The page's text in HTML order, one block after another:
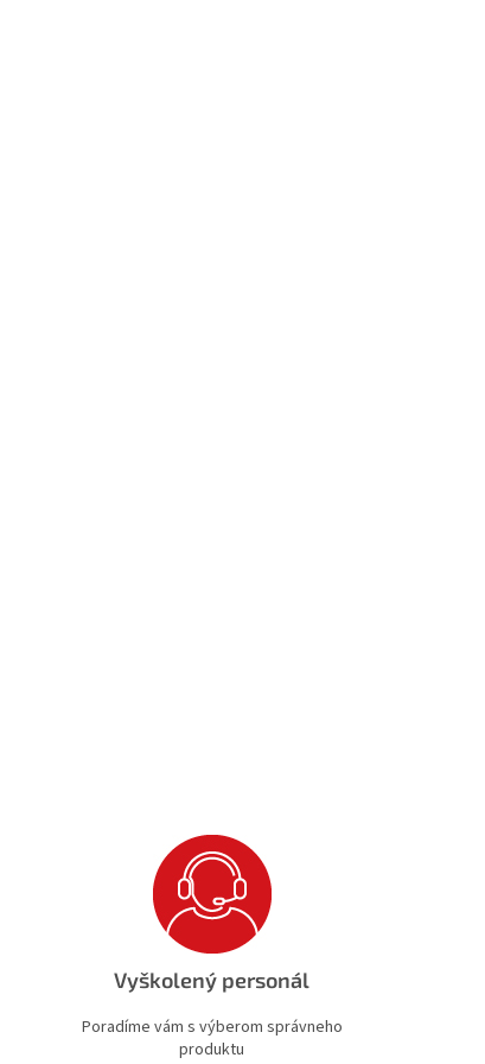
Vyškolený personál
Poradíme vám s výberom správneho
produktu